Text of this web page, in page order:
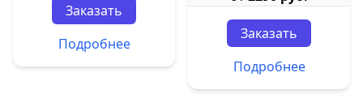
Заказать
Подробнее
Заказать
Подробнее